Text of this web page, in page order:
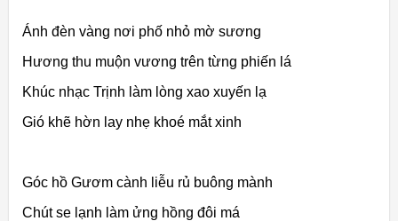
Ánh đèn vàng nơi phố nhỏ mờ sương
Hương thu muộn vương trên từng phiến lá
Khúc nhạc Trịnh làm lòng xao xuyến lạ
Gió khẽ hờn lay nhẹ khoé mắt xinh
Góc hồ Gươm cành liễu rủ buông mành
Chút se lạnh làm ửng hồng đôi má